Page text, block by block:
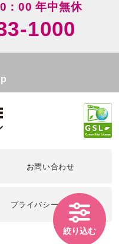
絞り込む
：00 年中無休
1000
お問い合わせ
プライバシーポリシー